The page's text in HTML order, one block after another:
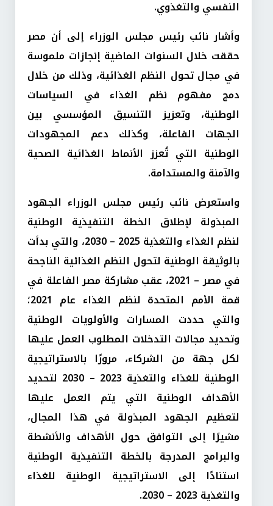
النفسي والتغذوي.
وأشار نائب رئيس مجلس الوزراء إلى أن مصر
حققت خلال السنوات الماضية إنجازات ملموسة
في مجال تحول النظم الغذائية، وذلك من خلال
دمج مفهوم نظم الغذاء في السياسات
الوطنية، وتعزيز التنسيق المؤسسي بين
الجهات الفاعلة، وكذلك دعم المجهودات
الوطنية التي تُعزز الأنماط الغذائية الصحية
والآمنة والمستدامة.
واستعرض نائب رئيس مجلس الوزراء الجهود
المبذولة لإطلاق الخطة التنفيذية الوطنية
لنظم الغذاء والتغذية 2025 – 2030، والتي بدأت
بالوثيقة الوطنية لتحول النظم الغذائية الناجحة
في مصر – 2021، عقب مشاركة مصر الفاعلة في
قمة الأمم المتحدة لنظم الغذاء عام 2021؛
والتي حددت المسارات والأولويات الوطنية
وتحديد مجالات التدخلات المطلوب العمل عليها
لكل جهة من الشركاء، مرورًا بالاستراتيجية
الوطنية للغذاء والتغذية 2023 – 2030 لتحديد
الأهداف الوطنية التي يتم العمل عليها
لتعظيم الجهود المبذولة في هذا المجال،
مشيرًا إلى التوافق حول الأهداف والأنشطة
والبرامج المدرجة بالخطة التنفيذية الوطنية
استنادًا إلى الاستراتيجية الوطنية للغذاء
والتغذية 2023 – 2030.